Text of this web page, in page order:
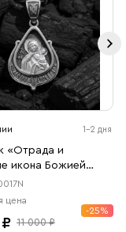
1-2 дня
«Отрада и
икона Божией
форме цаты»
цена
11 000 ₽
-25%